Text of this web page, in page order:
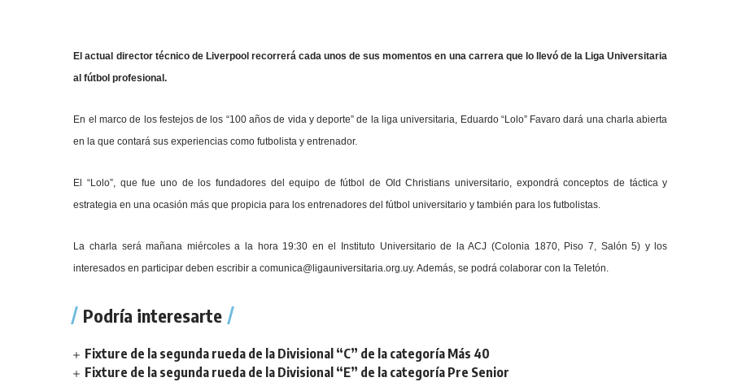
El actual director técnico de Liverpool recorrerá cada unos de sus momentos en una carrera que lo llevó de la Liga Universitaria
al fútbol profesional.
En el marco de los festejos de los “100 años de vida y deporte” de la liga universitaria, Eduardo “Lolo” Favaro dará una charla abierta
en la que contará sus experiencias como futbolista y entrenador.
El “Lolo”, que fue uno de los fundadores del equipo de fútbol de Old Christians universitario, expondrá conceptos de táctica y
estrategia en una ocasión más que propicia para los entrenadores del fútbol universitario y también para los futbolistas.
La charla será mañana miércoles a la hora 19:30 en el Instituto Universitario de la ACJ (Colonia 1870, Piso 7, Salón 5) y los
interesados en participar deben escribir a comunica@ligauniversitaria.org.uy. Además, se podrá colaborar con la Teletón.
Podría interesarte
Fixture de la segunda rueda de la Divisional “C” de la categoría Más 40
Fixture de la segunda rueda de la Divisional “E” de la categoría Pre Senior